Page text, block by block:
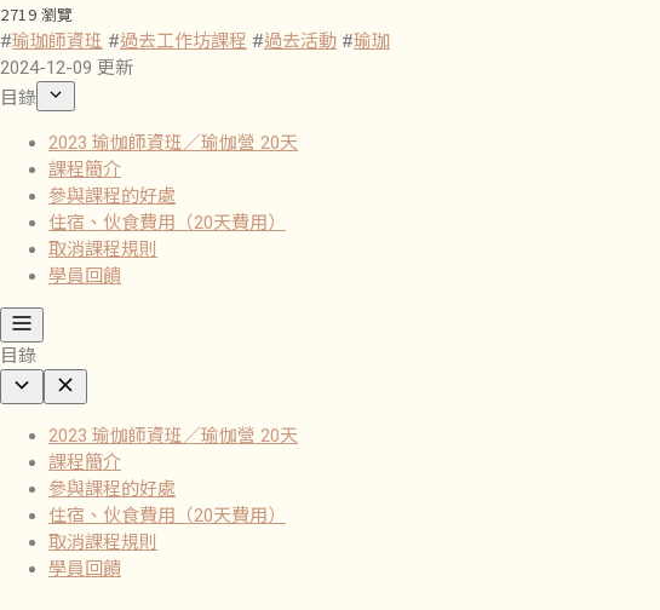
2719 瀏覽
#瑜珈師資班 #過去工作坊課程 #過去活動 #瑜珈
2024-12-09 更新
目錄
2023 瑜伽師資班／瑜伽營 20天
課程簡介
參與課程的好處
住宿、伙食費用（20天費用）
取消課程規則
學員回饋
目錄
2023 瑜伽師資班／瑜伽營 20天
課程簡介
參與課程的好處
住宿、伙食費用（20天費用）
取消課程規則
學員回饋